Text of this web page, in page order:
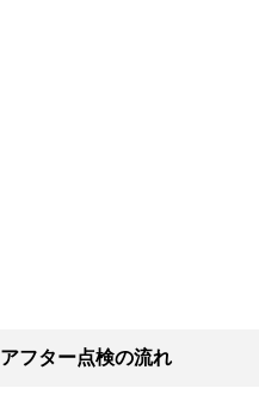
アフター点検の流れ